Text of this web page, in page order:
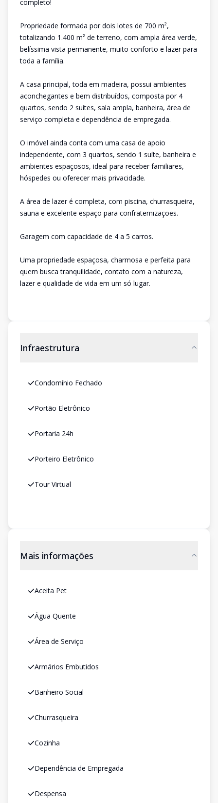
completo!
Propriedade formada por dois lotes de 700 m²,
totalizando 1.400 m² de terreno, com ampla área verde,
belíssima vista permanente, muito conforto e lazer para
toda a família.
A casa principal, toda em madeira, possui ambientes
aconchegantes e bem distribuídos, composta por 4
quartos, sendo 2 suítes, sala ampla, banheira, área de
serviço completa e dependência de empregada.
O imóvel ainda conta com uma casa de apoio
independente, com 3 quartos, sendo 1 suíte, banheira e
ambientes espaçosos, ideal para receber familiares,
hóspedes ou oferecer mais privacidade.
A área de lazer é completa, com piscina, churrasqueira,
sauna e excelente espaço para confraternizações.
Garagem com capacidade de 4 a 5 carros.
Uma propriedade espaçosa, charmosa e perfeita para
quem busca tranquilidade, contato com a natureza,
lazer e qualidade de vida em um só lugar.
Infraestrutura
Condomínio Fechado
Portão Eletrônico
Portaria 24h
Porteiro Eletrônico
Tour Virtual
Mais informações
Aceita Pet
Água Quente
Área de Serviço
Armários Embutidos
Banheiro Social
Churrasqueira
Cozinha
Dependência de Empregada
Despensa